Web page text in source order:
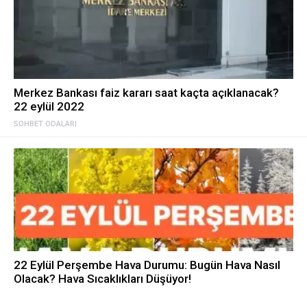
SOHBET ODALARI
Merkez Bankası faiz kararı saat kaçta açıklanacak?
22 eylül 2022
22 Eylül Perşembe Hava Durumu: Bugün Hava Nasıl
Olacak? Hava Sıcaklıkları Düşüyor!